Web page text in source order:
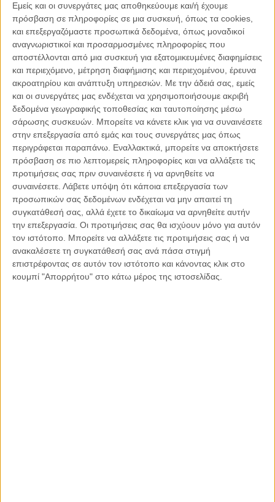
Εμείς και οι συνεργάτες μας αποθηκεύουμε και/ή έχουμε
πρόσβαση σε πληροφορίες σε μια συσκευή, όπως τα cookies,
και επεξεργαζόμαστε προσωπικά δεδομένα, όπως μοναδικοί
αναγνωριστικοί και προσαρμοσμένες πληροφορίες που
αποστέλλονται από μια συσκευή για εξατομικευμένες διαφημίσεις
και περιεχόμενο, μέτρηση διαφήμισης και περιεχομένου, έρευνα
ακροατηρίου και ανάπτυξη υπηρεσιών. Με την άδειά σας, εμείς
και οι συνεργάτες μας ενδέχεται να χρησιμοποιήσουμε ακριβή
δεδομένα γεωγραφικής τοποθεσίας και ταυτοποίησης μέσω
σάρωσης συσκευών. Μπορείτε να κάνετε κλικ για να συναινέσετε
στην επεξεργασία από εμάς και τους συνεργάτες μας όπως
περιγράφεται παραπάνω. Εναλλακτικά, μπορείτε να αποκτήσετε
πρόσβαση σε πιο λεπτομερείς πληροφορίες και να αλλάξετε τις
προτιμήσεις σας πριν συναινέσετε ή να αρνηθείτε να
συναινέσετε. Λάβετε υπόψη ότι κάποια επεξεργασία των
προσωπικών σας δεδομένων ενδέχεται να μην απαιτεί τη
συγκατάθεσή σας, αλλά έχετε το δικαίωμα να αρνηθείτε αυτήν
την επεξεργασία. Οι προτιμήσεις σας θα ισχύουν μόνο για αυτόν
τον ιστότοπο. Μπορείτε να αλλάξετε τις προτιμήσεις σας ή να
ανακαλέσετε τη συγκατάθεσή σας ανά πάσα στιγμή
επιστρέφοντας σε αυτόν τον ιστότοπο και κάνοντας κλικ στο
κουμπί "Απορρήτου" στο κάτω μέρος της ιστοσελίδας.
επαγγελματικών προσωπικοτήτων αλλά πρωτίστως να
βοηθήσουν τη νέα γενιά να έρθει πιο κοντά στο όνειρό της,
μόνο τότε θα αποκτήσει βαθύτερο νόημα η ζωή των παιδιών
μας. Επιθυμούμε διακαώς μια νέα γενιά ευπροσάρμοστη και
ευέλικτη, κρίσιμη παράμετρος διαρκούς
ανταγωνιστικότητας και επιτυχίας. Μια γενιά που να
διακατέχεται από έντονη συναισθηματική νοημοσύνη και να
επιδεικνύει αλληλεγγύη προς την κοινωνία που
συνδυαλέγεται, με δεξιότητες, εφόδια και κατάλληλες
βάσεις ώστε το όνειρο να γίνει στόχος επιτεύξιμος. Μια γενιά
που θα βιώνει και θα εξελίσσεται σε ένα περιβάλλον ομαλό,
ανθρώπινο, δίκαιο και εμπνευσμένο, σε ένα περιβάλλον που
καθημερινά θα δίνει τις κατάλληλες βάσεις και θα δημιουργεί
τις κατάλληλες προϋποθέσεις ειλικρινής και ουσιαστικής
στήριξης. Η παραπάνω περιγραφή δεν αποτελεί ιδεατό
σενάριο αλλά ορθολογική ακτίνα ελπίδας πως οι καλύτερες
μέρες είναι μπροστά μας!
Η Μαίρη Οικονόμου είναι Εκπαιδευτικός και Απόφ. Δημόσιας